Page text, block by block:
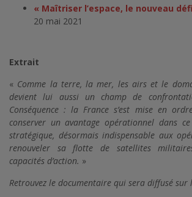
« Maîtriser l’espace, le nouveau
20 mai 2021
Extrait
« Comme la terre, la mer, les airs et le
devient lui aussi un champ de
Conséquence : la France s’est mise en
conserver un avantage opérationnel dans
stratégique, désormais indispensable aux
renouveler sa flotte de satellites
capacités d’action. »
Retrouvez le documentaire qui sera diffusé sur